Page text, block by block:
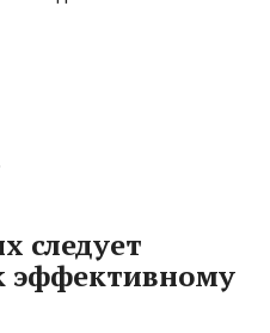
следует
эффективному